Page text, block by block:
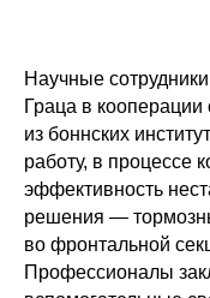
Научные
Граца в
из боннских
работу, в процессе
эффективность
решения —
во фронтальной
Профессионалы